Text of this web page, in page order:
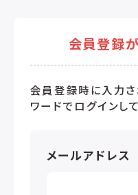
会員登録
会員登録時に入力さ
ワードでログインし
メールアドレス